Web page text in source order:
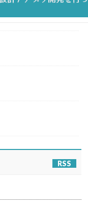
RSS